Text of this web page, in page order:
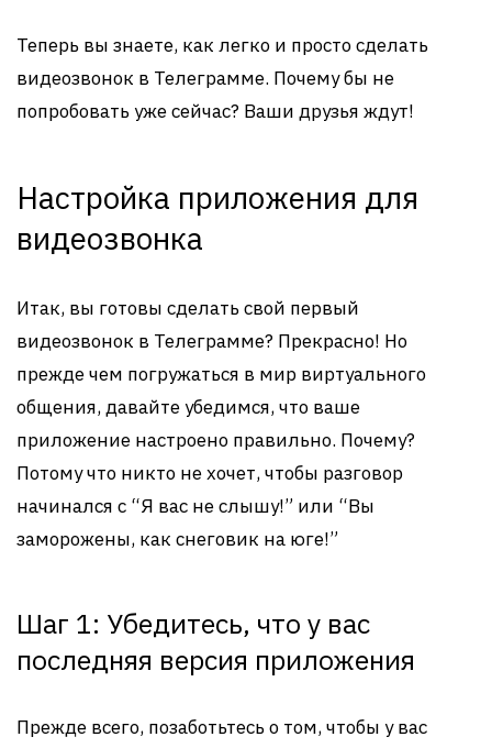
Теперь вы знаете, как легко и просто сделать
видеозвонок в Телеграмме. Почему бы не
попробовать уже сейчас? Ваши друзья ждут!
Настройка приложения для
видеозвонка
Итак, вы готовы сделать свой первый
видеозвонок в Телеграмме? Прекрасно! Но
прежде чем погружаться в мир виртуального
общения, давайте убедимся, что ваше
приложение настроено правильно. Почему?
Потому что никто не хочет, чтобы разговор
начинался с “Я вас не слышу!” или “Вы
заморожены, как снеговик на юге!”
Шаг 1: Убедитесь, что у вас
последняя версия приложения
Прежде всего, позаботьтесь о том, чтобы у вас